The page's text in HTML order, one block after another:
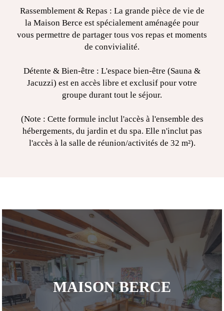
Rassemblement & Repas : La grande pièce de vie de
la Maison Berce est spécialement aménagée pour
vous permettre de partager tous vos repas et moments
de convivialité.
Détente & Bien-être : L'espace bien-être (Sauna &
Jacuzzi) est en accès libre et exclusif pour votre
groupe durant tout le séjour.
(Note : Cette formule inclut l'accès à l'ensemble des
hébergements, du jardin et du spa. Elle n'inclut pas
l'accès à la salle de réunion/activités de 32 m²).
MAISON BERCE